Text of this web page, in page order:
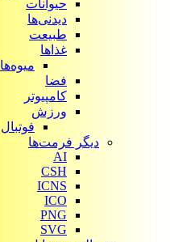
حیوانات
دیدنی‌ها
طبیعت
غذاها
میوه‌ها
فضا
کامپیوتر
ورزش
فوتبال
دیگر فرمت‌ها
AI
CSH
ICNS
ICO
PNG
SVG